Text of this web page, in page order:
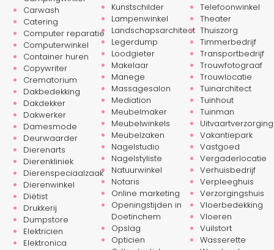
Carwash
Catering
Computer reparatie
Computerwinkel
Container huren
Copywriter
Crematorium
Dakbedekking
Dakdekker
Dakwerker
Damesmode
Deurwaarder
Dierenarts
Dierenkliniek
Dierenspeciaalzaak
Dierenwinkel
Diëtist
Drukkerij
Dumpstore
Elektricien
Elektronica
Kunstschilder
Lampenwinkel
Landschapsarchitect
Legerdump
Loodgieter
Makelaar
Manege
Massagesalon
Mediation
Meubelmaker
Meubelwinkels
Meubelzaken
Nagelstudio
Nagelstyliste
Natuurwinkel
Notaris
Online marketing
Openingstijden in
Doetinchem
Opslag
Opticien
Telefoonwinkel
Theater
Thuiszorg
Timmerbedrijf
Transportbedrijf
Trouwfotograaf
Trouwlocatie
Tuinarchitect
Tuinhout
Tuinman
Uitvaartverzorging
Vakantiepark
Vastgoed
Vergaderlocatie
Verhuisbedrijf
Verpleeghuis
Verzorgingshuis
Vloerbedekking
Vloeren
Vuilstort
Wasserette